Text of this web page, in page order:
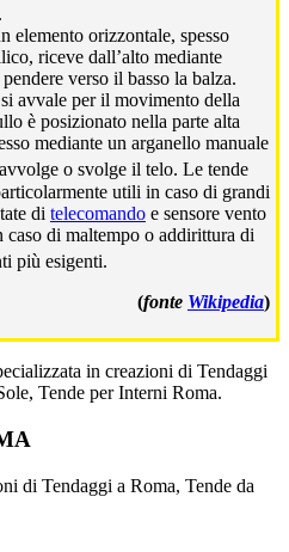
.
elemento orizzontale, spesso
riceve dall’alto mediante
verso il basso la balza.
avvale per il movimento della
è posizionato nella parte alta
mediante un arganello manuale
o svolge il telo. Le tende
utili in caso di grandi
di telecomando e sensore vento
caso di maltempo o addirittura di
più esigenti.
(fonte Wikipedia)
in creazioni di Tendaggi
Tende per Interni Roma.
di Tendaggi a Roma, Tende da